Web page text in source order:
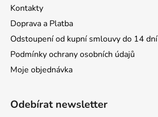
Kontakty
Doprava a Platba
Odstoupení od kupní smlouvy do 14 dní
Podmínky ochrany osobních údajů
Moje objednávka
Odebírat newsletter